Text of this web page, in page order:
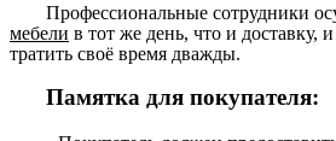
Профессиональные сотрудники
мебели в тот же день, что и доставку,
тратить своё время дважды.
Памятка для покупателя: